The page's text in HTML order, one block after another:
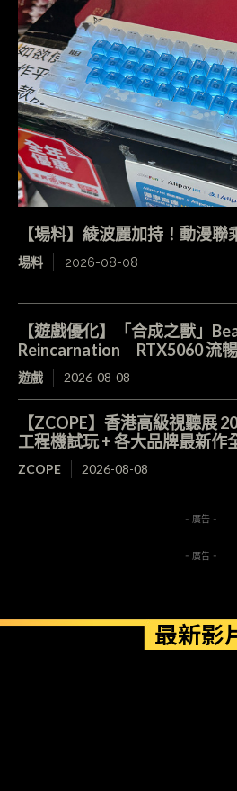
【場料】綾波麗加持！動漫聯
場料 2026-08-08
【遊戲優化】「合成之獸」
Reincarnation RTX5060 流暢
遊戲 2026-08-08
【ZCOPE】香港高級視聽展
工程機試玩 + 各大品牌最新作
ZCOPE 2026-08-08
- 廣告 -
- 廣告 -
最新影